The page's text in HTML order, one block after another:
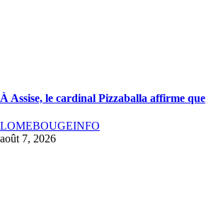
À Assise, le cardinal Pizzaballa affirme que
LOMEBOUGEINFO
août 7, 2026